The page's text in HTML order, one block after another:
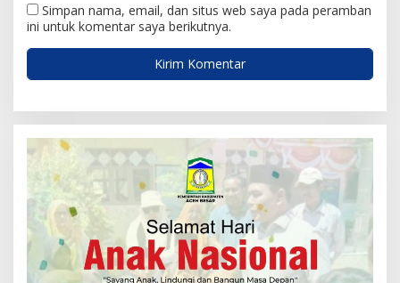
Simpan nama, email, dan situs web saya pada peramban
ini untuk komentar saya berikutnya.